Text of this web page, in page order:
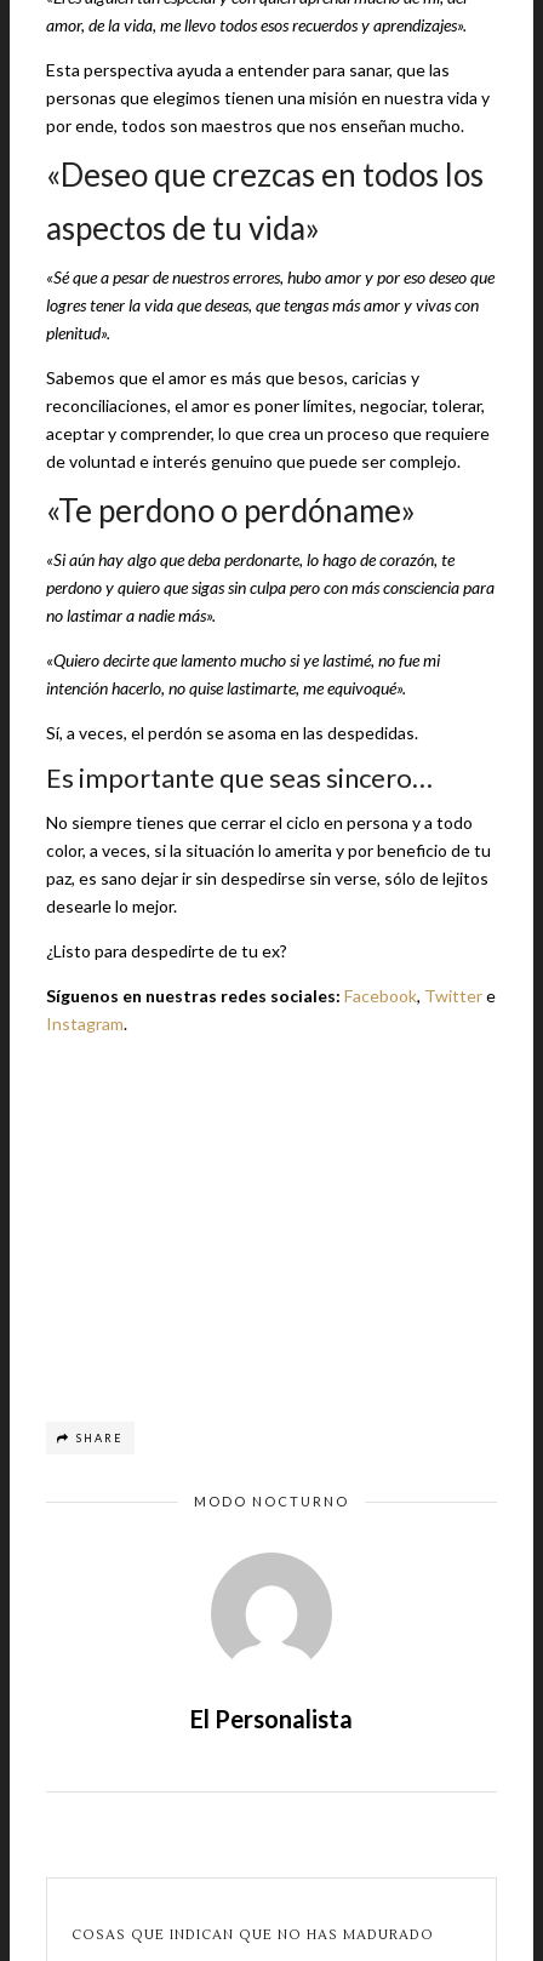
amor, de la vida, me llevo todos esos recuerdos y aprendizajes».
Esta perspectiva ayuda a entender para sanar, que las
personas que elegimos tienen una misión en nuestra vida y
por ende, todos son maestros que nos enseñan mucho.
«Deseo que crezcas en todos los
aspectos de tu vida»
«Sé que a pesar de nuestros errores, hubo amor y por eso deseo que
logres tener la vida que deseas, que tengas más amor y vivas con
plenitud».
Sabemos que el amor es más que besos, caricias y
reconciliaciones, el amor es poner límites, negociar, tolerar,
aceptar y comprender, lo que crea un proceso que requiere
de voluntad e interés genuino que puede ser complejo.
«Te perdono o perdóname»
«Si aún hay algo que deba perdonarte, lo hago de corazón, te
perdono y quiero que sigas sin culpa pero con más consciencia para
no lastimar a nadie más».
«Quiero decirte que lamento mucho si ye lastimé, no fue mi
intención hacerlo, no quise lastimarte, me equivoqué».
Sí, a veces, el perdón se asoma en las despedidas.
Es importante que seas sincero…
No siempre tienes que cerrar el ciclo en persona y a todo
color, a veces, si la situación lo amerita y por beneficio de tu
paz, es sano dejar ir sin despedirse sin verse, sólo de lejitos
desearle lo mejor.
¿Listo para despedirte de tu ex?
Síguenos en nuestras redes sociales: Facebook, Twittere
Instagram.
SHARE
MODO NOCTURNO
El Personalista
COSAS QUE INDICAN QUE NO HAS MADURADO